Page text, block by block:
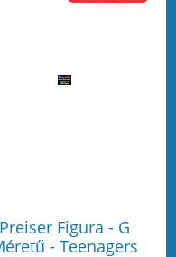
Preiser Figura - G
- Teenagers